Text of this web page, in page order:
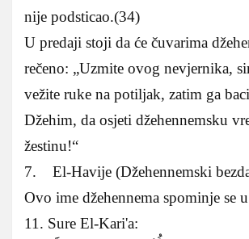
nije podsticao.(34)
U predaji stoji da će čuvarima
rečeno: „Uzmite ovog nevjernika,
vežite ruke na potiljak, zatim ga
Džehim, da osjeti džehennemsku
žestinu!“
7. El-Havije (Džehennemski
Ovo ime džehennema spominje se
11. Sure El-Kari'a: